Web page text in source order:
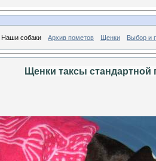
Наши собаки Архив пометов Щенки Выбор и
Щенки таксы стандартной